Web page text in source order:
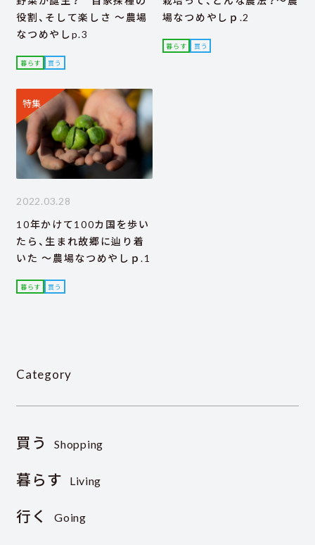
役割、そして楽しさ ～農場
なつめやしp.3
暮らす 買う
場なつめやしｐ.2
暮らす 買う
特集
2022.03.28
10年かけて100カ国を歩い
たら、生まれ故郷に辿り着
いた ～農場なつめやしｐ.1
暮らす 買う
Category
買う Shopping
暮らす Living
行く Going